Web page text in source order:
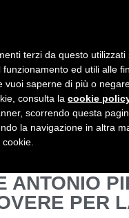
nel
SONO AGLI
RUOLI
E A CHI È UN
CITTADINO" ...
SIAMO
ITALIANI"
ANTONIO
PER
terzi da questo utilizzati
ed utili alle
vuoi saperne di più o
consulta la cookie
scorrendo questa
la navigazione in altra